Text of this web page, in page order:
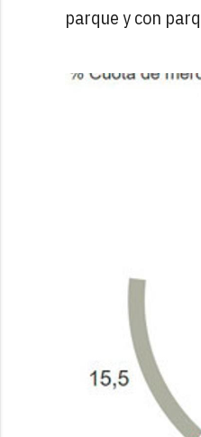
parque y con